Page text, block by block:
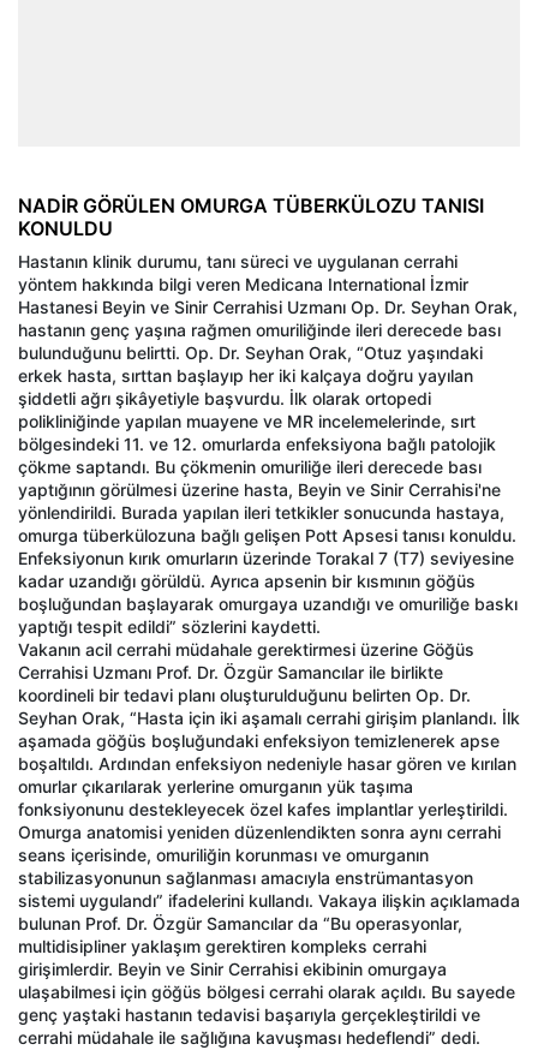
NADİR GÖRÜLEN OMURGA TÜBERKÜLOZU TANISI
KONULDU
Hastanın klinik durumu, tanı süreci ve uygulanan cerrahi
yöntem hakkında bilgi veren Medicana International İzmir
Hastanesi Beyin ve Sinir Cerrahisi Uzmanı Op. Dr. Seyhan Orak,
hastanın genç yaşına rağmen omuriliğinde ileri derecede bası
bulunduğunu belirtti. Op. Dr. Seyhan Orak, “Otuz yaşındaki
erkek hasta, sırttan başlayıp her iki kalçaya doğru yayılan
şiddetli ağrı şikâyetiyle başvurdu. İlk olarak ortopedi
polikliniğinde yapılan muayene ve MR incelemelerinde, sırt
bölgesindeki 11. ve 12. omurlarda enfeksiyona bağlı patolojik
çökme saptandı. Bu çökmenin omuriliğe ileri derecede bası
yaptığının görülmesi üzerine hasta, Beyin ve Sinir Cerrahisi'ne
yönlendirildi. Burada yapılan ileri tetkikler sonucunda hastaya,
omurga tüberkülozuna bağlı gelişen Pott Apsesi tanısı konuldu.
Enfeksiyonun kırık omurların üzerinde Torakal 7 (T7) seviyesine
kadar uzandığı görüldü. Ayrıca apsenin bir kısmının göğüs
boşluğundan başlayarak omurgaya uzandığı ve omuriliğe baskı
yaptığı tespit edildi” sözlerini kaydetti.
Vakanın acil cerrahi müdahale gerektirmesi üzerine Göğüs
Cerrahisi Uzmanı Prof. Dr. Özgür Samancılar ile birlikte
koordineli bir tedavi planı oluşturulduğunu belirten Op. Dr.
Seyhan Orak, “Hasta için iki aşamalı cerrahi girişim planlandı. İlk
aşamada göğüs boşluğundaki enfeksiyon temizlenerek apse
boşaltıldı. Ardından enfeksiyon nedeniyle hasar gören ve kırılan
omurlar çıkarılarak yerlerine omurganın yük taşıma
fonksiyonunu destekleyecek özel kafes implantlar yerleştirildi.
Omurga anatomisi yeniden düzenlendikten sonra aynı cerrahi
seans içerisinde, omuriliğin korunması ve omurganın
stabilizasyonunun sağlanması amacıyla enstrümantasyon
sistemi uygulandı” ifadelerini kullandı. Vakaya ilişkin açıklamada
bulunan Prof. Dr. Özgür Samancılar da “Bu operasyonlar,
multidisipliner yaklaşım gerektiren kompleks cerrahi
girişimlerdir. Beyin ve Sinir Cerrahisi ekibinin omurgaya
ulaşabilmesi için göğüs bölgesi cerrahi olarak açıldı. Bu sayede
genç yaştaki hastanın tedavisi başarıyla gerçekleştirildi ve
cerrahi müdahale ile sağlığına kavuşması hedeflendi” dedi.